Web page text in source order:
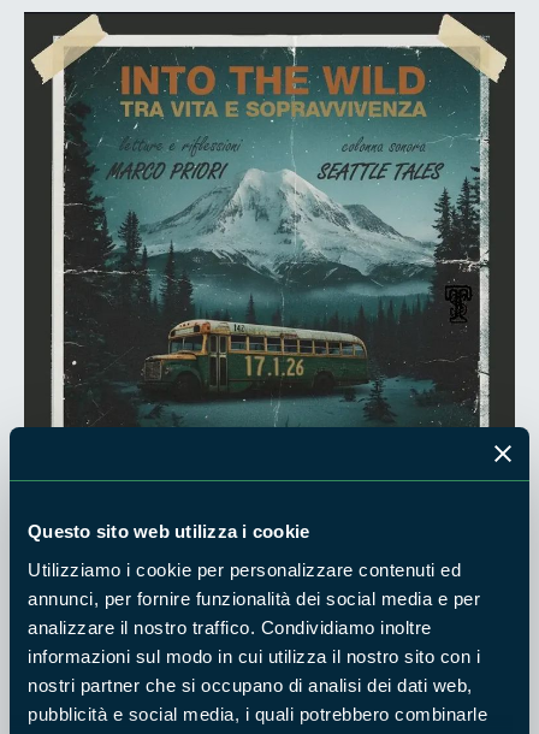
Questo sito web utilizza i cookie
Utilizziamo i cookie per personalizzare contenuti ed
annunci, per fornire funzionalità dei social media e per
analizzare il nostro traffico. Condividiamo inoltre
informazioni sul modo in cui utilizza il nostro sito con i
nostri partner che si occupano di analisi dei dati web,
pubblicità e social media, i quali potrebbero combinarle
Lo spettacolo di Marco Priori sulle tracce di Christopher
McCandless, il ragazzo che sognava l’Alaska. Riflessioni,
colonna sonora del film di Sean Penn. Aperitivo dopo lo
spettacolo.